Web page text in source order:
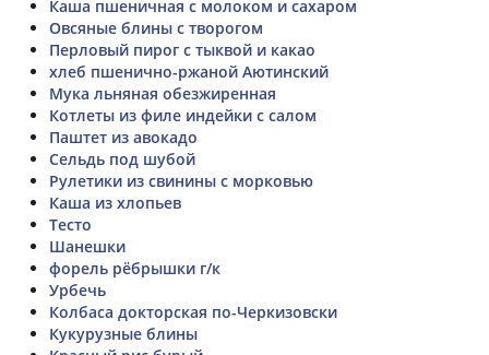
Каша пшеничная с молоком и сахаром
Овсяные блины с творогом
Перловый пирог с тыквой и какао
хлеб пшенично-ржаной Аютинский
Мука льняная обезжиренная
Котлеты из филе индейки с салом
Паштет из авокадо
Сельдь под шубой
Рулетики из свинины с морковью
Каша из хлопьев
Тесто
Шанешки
форель рёбрышки г/к
Урбечь
Колбаса докторская по-Черкизовски
Кукурузные блины